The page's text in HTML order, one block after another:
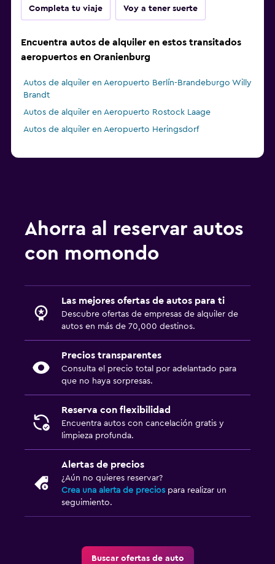
Completa tu viaje Voy a tener suerte
Encuentra autos de alquiler en estos transitados
aeropuertos en Oranienburg
Autos de alquiler en Aeropuerto Berlín-Brandeburgo Willy
Brandt
Autos de alquiler en Aeropuerto Rostock Laage
Autos de alquiler en Aeropuerto Heringsdorf
Ahorra al reservar autos
con momondo
Las mejores ofertas de autos para ti
Descubre ofertas de empresas de alquiler de
autos en más de 70,000 destinos.
Precios transparentes
Consulta el precio total por adelantado para
que no haya sorpresas.
Reserva con flexibilidad
Encuentra autos con cancelación gratis y
limpieza profunda.
Alertas de precios
¿Aún no quieres reservar?
Crea una alerta de precios para realizar un
seguimiento.
Buscar ofertas de auto